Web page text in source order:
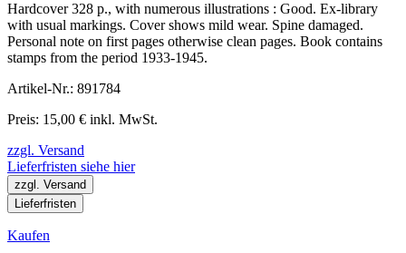
Hardcover 328 p., with numerous illustrations : Good. Ex-library
with usual markings. Cover shows mild wear. Spine damaged.
Personal note on first pages otherwise clean pages. Book contains
stamps from the period 1933-1945.
Artikel-Nr.: 891784
Preis: 15,00 € inkl. MwSt.
zzgl. Versand
Lieferfristen siehe hier
zzgl. Versand
Lieferfristen
Kaufen